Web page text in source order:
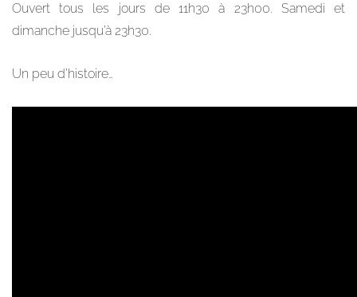
Ouvert tous les jours de 11h30 à 23h00. Samedi et
dimanche jusqu’à 23h30.
Un peu d’histoire…